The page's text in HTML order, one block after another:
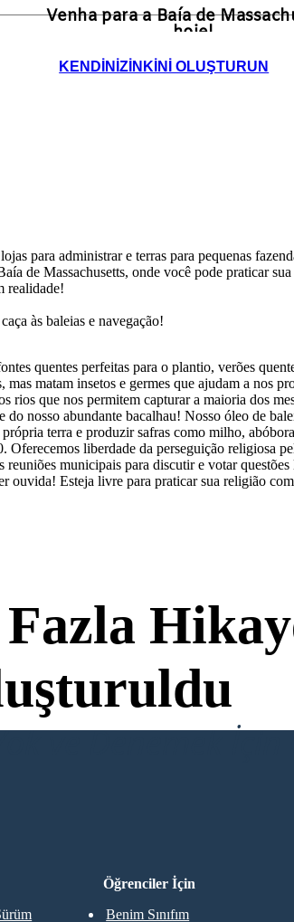
Venha para a Baía de
hoje!
KENDINIZINKINI OLUŞTURUN
para administrar e terras para pequenas
de Massachusetts, onde você pode praticar
realidade!
às baleias e navegação!
quentes perfeitas para o plantio, verões
matam insetos e germes que ajudam a nos
rios que nos permitem capturar a maioria dos
nosso abundante bacalhau! Nosso óleo de
terra e produzir safras como milho,
liberdade da perseguição religiosa
municipais para discutir e votar
ouvida! Esteja livre para praticar sua religião
Fazla
ve Denemek
Öğrenciler İçin
Benim Sınıfım